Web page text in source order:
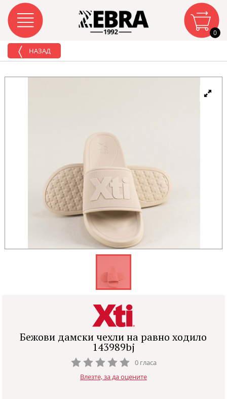
0
НАЗАД
Бежови дамски чехли на равно ходило
143989bj
0 гласа
Влезте, за да оцените